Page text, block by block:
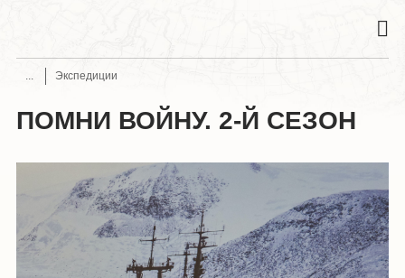
Экспедиции
ПОМНИ ВОЙНУ. 2-Й СЕЗОН